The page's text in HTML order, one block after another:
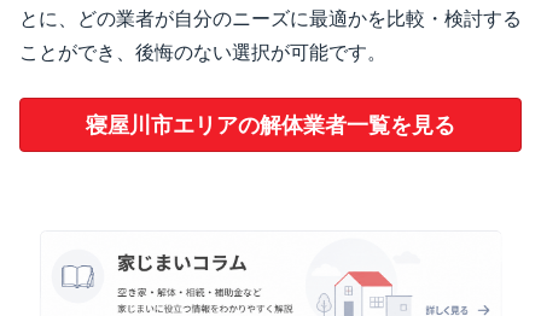
とに、どの業者が自分のニーズに最適かを比較・検討する
ことができ、後悔のない選択が可能です。
寝屋川市エリアの解体業者一覧を見る